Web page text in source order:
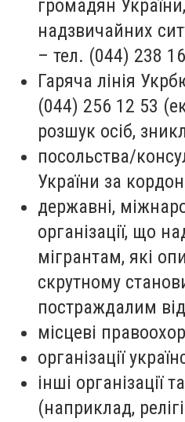
громадян
надзвичайних
– тел. (044) 238
Гаряча лінія
(044) 256 12 53
розшук осіб,
посольства/
України за
державні,
організації, що
мігрантам, які
скрутному
постраждалим
місцеві
організації
інші організації
(наприклад,